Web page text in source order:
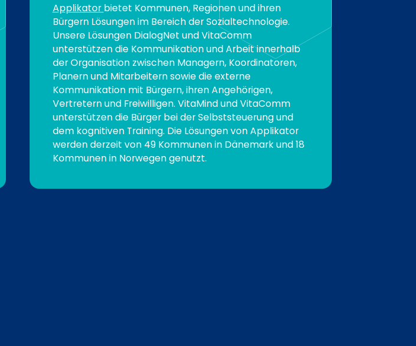
Applikator bietet Kommunen, Regionen und ihren
Bürgern Lösungen im Bereich der Sozialtechnologie.
Unsere Lösungen DialogNet und VitaComm
unterstützen die Kommunikation und Arbeit innerhalb
der Organisation zwischen Managern, Koordinatoren,
Planern und Mitarbeitern sowie die externe
Kommunikation mit Bürgern, ihren Angehörigen,
Vertretern und Freiwilligen. VitaMind und VitaComm
unterstützen die Bürger bei der Selbststeuerung und
dem kognitiven Training. Die Lösungen von Applikator
werden derzeit von 49 Kommunen in Dänemark und 18
Kommunen in Norwegen genutzt.